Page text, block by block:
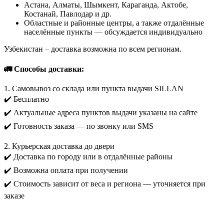
Астана, Алматы, Шымкент, Караганда, Актобе,
Костанай, Павлодар и др.
Областные и районные центры, а также отдалённые
населённые пункты — обсуждается индивидуально
Узбекистан – доставка возможна по всем регионам.
🚛 Способы доставки:
1. Самовывоз со склада или пункта выдачи SILLAN
✔️ Бесплатно
✔️ Актуальные адреса пунктов выдачи указаны на сайте
✔️ Готовность заказа — по звонку или SMS
2. Курьерская доставка до двери
✔️ Доставка по городу или в отдалённые районы
✔️ Возможна оплата при получении
✔️ Стоимость зависит от веса и региона — уточняется при
заказе